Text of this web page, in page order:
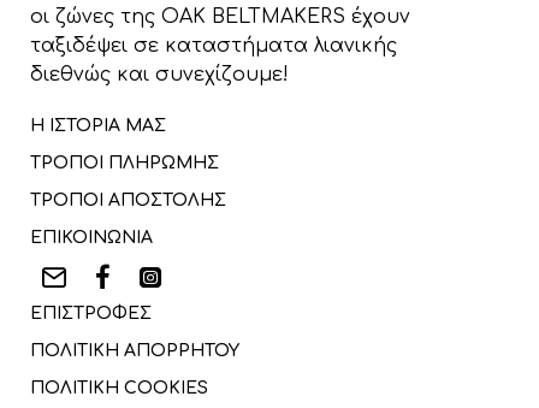
οι ζώνες της OAK BELTMAKERS έχουν
ταξιδέψει σε καταστήματα λιανικής
διεθνώς και συνεχίζουμε!
Η ΙΣΤΟΡΙΑ ΜΑΣ
ΤΡΟΠΟΙ ΠΛΗΡΩΜΗΣ
ΤΡΟΠΟΙ ΑΠΟΣΤΟΛΗΣ
ΕΠΙΚΟΙΝΩΝΙΑ
ΕΠΙΣΤΡΟΦΕΣ
ΠΟΛΙΤΙΚΗ ΑΠΟΡΡΗΤΟΥ
ΠΟΛΙΤΙΚΗ COOKIES